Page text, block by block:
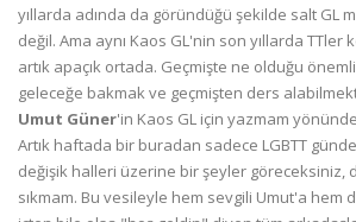
yıllarda adında da göründüğü şekilde salt GL
değil. Ama aynı Kaos GL'nin son yıllarda TTler
artık apaçık ortada. Geçmişte ne olduğu
geleceğe bakmak ve geçmişten ders
Umut Güner'in Kaos GL için yazmam
Artık haftada bir buradan sadece LGBTT
değişik halleri üzerine bir şeyler göreceksiniz,
sıkmam. Bu vesileyle hem sevgili Umut'a hem